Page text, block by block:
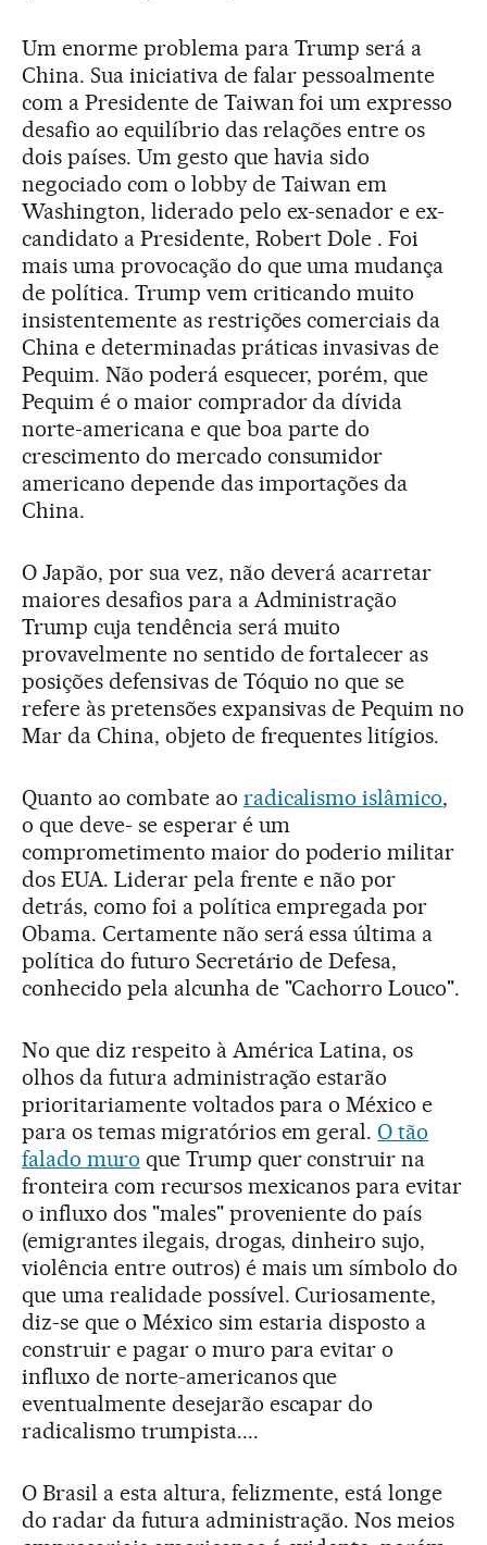
Um enorme problema para Trump será a
China. Sua iniciativa de falar pessoalmente
com a Presidente de Taiwan foi um expresso
desafio ao equilíbrio das relações entre os
dois países. Um gesto que havia sido
negociado com o lobby de Taiwan em
Washington, liderado pelo ex-senador e ex-
candidato a Presidente, Robert Dole . Foi
mais uma provocação do que uma mudança
de política. Trump vem criticando muito
insistentemente as restrições comerciais da
China e determinadas práticas invasivas de
Pequim. Não poderá esquecer, porém, que
Pequim é o maior comprador da dívida
norte-americana e que boa parte do
crescimento do mercado consumidor
americano depende das importações da
China.
O Japão, por sua vez, não deverá acarretar
maiores desafios para a Administração
Trump cuja tendência será muito
provavelmente no sentido de fortalecer as
posições defensivas de Tóquio no que se
refere às pretensões expansivas de Pequim no
Mar da China, objeto de frequentes litígios.
Quanto ao combate ao radicalismo islâmico,
o que deve- se esperar é um
comprometimento maior do poderio militar
dos EUA. Liderar pela frente e não por
detrás, como foi a política empregada por
Obama. Certamente não será essa última a
política do futuro Secretário de Defesa,
conhecido pela alcunha de "Cachorro Louco".
No que diz respeito à América Latina, os
olhos da futura administração estarão
prioritariamente voltados para o México e
para os temas migratórios em geral. O tão
falado muro que Trump quer construir na
fronteira com recursos mexicanos para evitar
o influxo dos "males" proveniente do país
(emigrantes ilegais, drogas, dinheiro sujo,
violência entre outros) é mais um símbolo do
que uma realidade possível. Curiosamente,
diz-se que o México sim estaria disposto a
construir e pagar o muro para evitar o
influxo de norte-americanos que
eventualmente desejarão escapar do
radicalismo trumpista....
O Brasil a esta altura, felizmente, está longe
do radar da futura administração. Nos meios